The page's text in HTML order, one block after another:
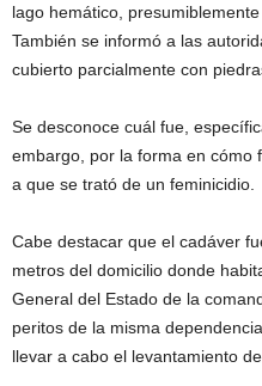
lago hemático,
También se informó a las
cubierto parcialmente con
Se desconoce cuál fue,
embargo, por la forma en cómo
a que se trató de un feminicidio.
Cabe destacar que el cadáver
metros del domicilio donde
General del Estado de la
peritos de la misma
llevar a cabo el levantamiento